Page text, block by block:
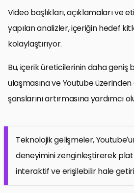
Video başlıkları, açıklamaları ve
yapılan analizler, içeriğin hedef
kolaylaştırıyor.
Bu, içerik üreticilerinin daha geniş
ulaşmasına ve Youtube
şanslarını artırmasına yardımcı
Teknolojik gelişmeler,
deneyimini zenginleştirerek
interaktif ve erişilebilir hale